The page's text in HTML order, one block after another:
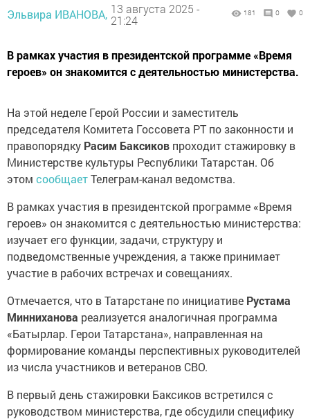
Эльвира ИВАНОВА, 13 августа 2025 -
21:24
181 0 0
В рамках участия в президентской программе «Время
героев» он знакомится с деятельностью министерства.
На этой неделе Герой России и заместитель
председателя Комитета Госсовета РТ по законности и
правопорядку Расим Баксиков проходит стажировку в
Министерстве культуры Республики Татарстан. Об
этом сообщаетТелеграм-канал ведомства.
В рамках участия в президентской программе «Время
героев» он знакомится с деятельностью министерства:
изучает его функции, задачи, структуру и
подведомственные учреждения, а также принимает
участие в рабочих встречах и совещаниях.
Отмечается, что в Татарстане по инициативе Рустама
Минниханова реализуется аналогичная программа
«Батырлар. Герои Татарстана», направленная на
формирование команды перспективных руководителей
из числа участников и ветеранов СВО.
В первый день стажировки Баксиков встретился с
руководством министерства, где обсудили специфику